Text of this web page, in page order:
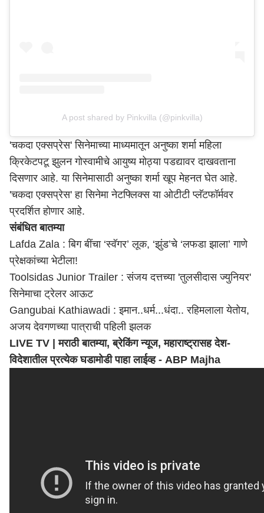
A post shared by Pinkvilla (@pinkvilla)
'चकदा एक्सप्रेस' सिनेमाच्या माध्यमातून अनुष्का शर्मा महिला
क्रिकेटपटू झुलन गोस्वामीचे आयुष्य मोठ्या पडद्यावर दाखवताना
दिसणार आहे. या सिनेमासाठी अनुष्का शर्मा खूप मेहनत घेत आहे.
'चकदा एक्सप्रेस' हा सिनेमा नेटफ्लिक्स या ओटीटी प्लॅटफॉर्मवर
प्रदर्शित होणार आहे.
संबंधित बातम्या
Lafda Zala : बिग बींचा ‘स्वॅगर’ लूक, ‘झुंड’चे ‘लफडा झाला’ गाणे
प्रेक्षकांच्या भेटीला!
Toolsidas Junior Trailer : संजय दत्तच्या 'तुलसीदास ज्युनियर'
सिनेमाचा ट्रेलर आऊट
Gangubai Kathiawadi : इमान..धर्म...धंदा.. रहिमलाला येतोय,
अजय देवगणच्या पात्राची पहिली झलक
LIVE TV | मराठी बातम्या, ब्रेकिंग न्यूज,महाराष्ट्रासह देश-
विदेशातील प्रत्येक घडामोडी पाहा लाईव्ह - ABP Majha